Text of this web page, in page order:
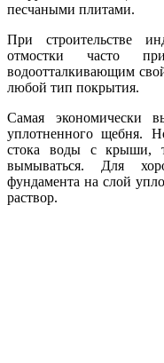
песчаными плитами.
При строительстве
отмостки часто
водоотталкивающим
любой тип покрытия.
Самая экономически
уплотненного щебня.
стока воды с крыши,
вымываться. Для
фундамента на слой
раствор.